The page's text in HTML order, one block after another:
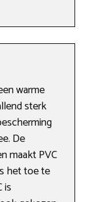
warme
sterk
De
maakt PVC
het toe te
is